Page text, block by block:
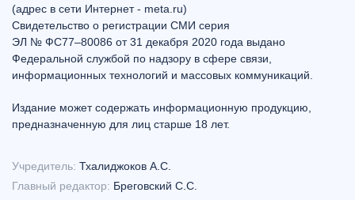
(адрес в сети Интернет - meta.ru)
Свидетельство о регистрации СМИ серия
ЭЛ № ФС77–80086 от 31 декабря 2020 года выдано
Федеральной службой по надзору в сфере связи,
информационных технологий и массовых коммуникаций.
Издание может содержать информационную продукцию,
предназначенную для лиц старше 18 лет.
Учредитель: Тхалиджоков А.С.
Главный редактор: Бреговский С.С.